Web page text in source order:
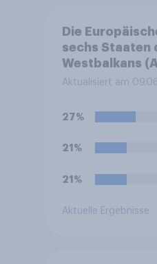
Die
sechs Staaten
Westbalkans
Bosnien und
Serbien)
aufzunehmen,
erfüllen –
Sie eine solche
Aktualisiert am
27%
21%
21%
Aktuelle Ergebnisse